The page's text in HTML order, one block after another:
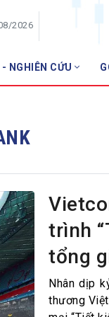
2026
NGHIÊN CỨU
hàng
trình
tổng
Nhân dịp
thương